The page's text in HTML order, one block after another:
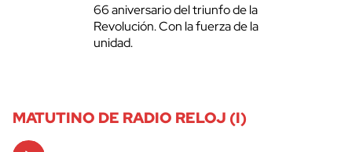
66 aniversario del triunfo de la
Revolución. Con la fuerza de la
unidad.
MATUTINO DE RADIO RELOJ (I)
Audio